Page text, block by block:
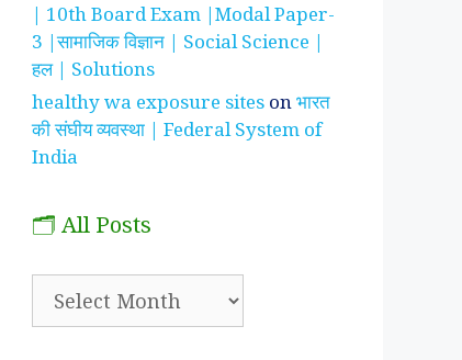
| 10th Board Exam |Modal Paper-
3 |सामाजिक विज्ञान | Social Science |
हल | Solutions
healthy wa exposure sites onभारत
की संघीय व्यवस्था | Federal System of
India
🗂️ All Posts